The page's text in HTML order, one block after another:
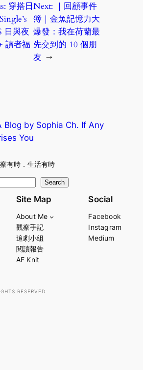
穿搭日
日與夜
讀者福
Next: ｜回顧事件
簿｜金魚記憶力大
爆發：我在荷蘭最
先交到的 10 個朋
友 →
Blog by Sophia Ch. If Any
You
有時．生活有時
Search
Site Map
About Me
觀察手記
追劇小組
閱讀報告
AF Knit
Social
Facebook
Instagram
Medium
RESERVED.